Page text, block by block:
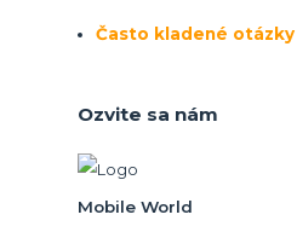
Často kladené otázky
Ozvite sa nám
Mobile World